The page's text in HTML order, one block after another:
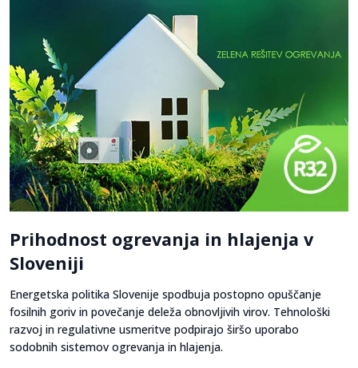
Prihodnost ogrevanja in hlajenja v
Sloveniji
Energetska politika Slovenije spodbuja postopno opuščanje
fosilnih goriv in povečanje deleža obnovljivih virov. Tehnološki
razvoj in regulativne usmeritve podpirajo širšo uporabo
sodobnih sistemov ogrevanja in hlajenja.